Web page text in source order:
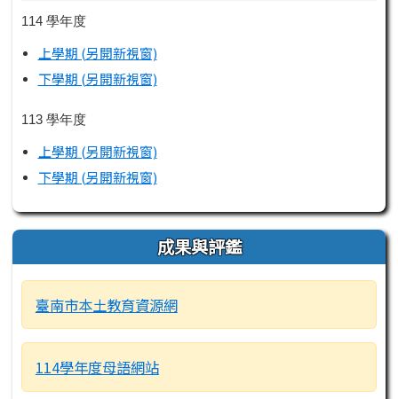
114 學年度
上學期 (另開新視窗)
下學期 (另開新視窗)
113 學年度
上學期 (另開新視窗)
下學期 (另開新視窗)
成果與評鑑
臺南市本土教育資源網
114學年度母語網站